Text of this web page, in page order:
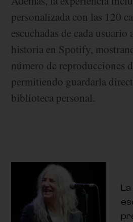
personalizada con las 120
escuchadas de cada usuario
historia en Spotify,
número de reproducciones
permitiendo guardarla
biblioteca personal.